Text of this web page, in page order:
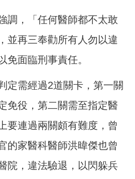
調，「任何醫師都不太敢
並再三奉勸所有人勿以違
免面臨刑事責任。
定需經過2道關卡，第一關
免役，第二關需至指定醫
要連過兩關頗有難度，曾
的家醫科醫師洪暐傑也曾
院，違法驗退，以閃躲兵